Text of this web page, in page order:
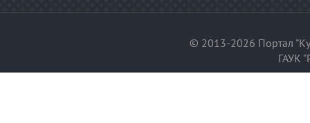
© 2013-2026 Портал
ГАУК